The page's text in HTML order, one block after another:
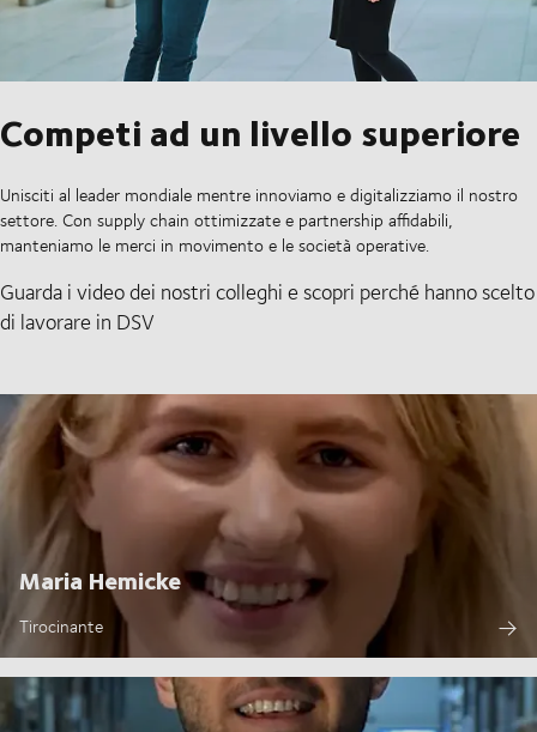
Competi ad un livello superiore
Unisciti al leader mondiale mentre innoviamo e digitalizziamo il nostro
settore. Con supply chain ottimizzate e partnership affidabili,
manteniamo le merci in movimento e le società operative.
Guarda i video dei nostri colleghi e scopri perché hanno scelto
di lavorare in DSV
Maria Hemicke
Tirocinante